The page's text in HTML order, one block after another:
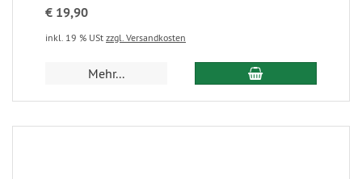
€ 19,90
inkl. 19 % USt zzgl. Versandkosten
Mehr...